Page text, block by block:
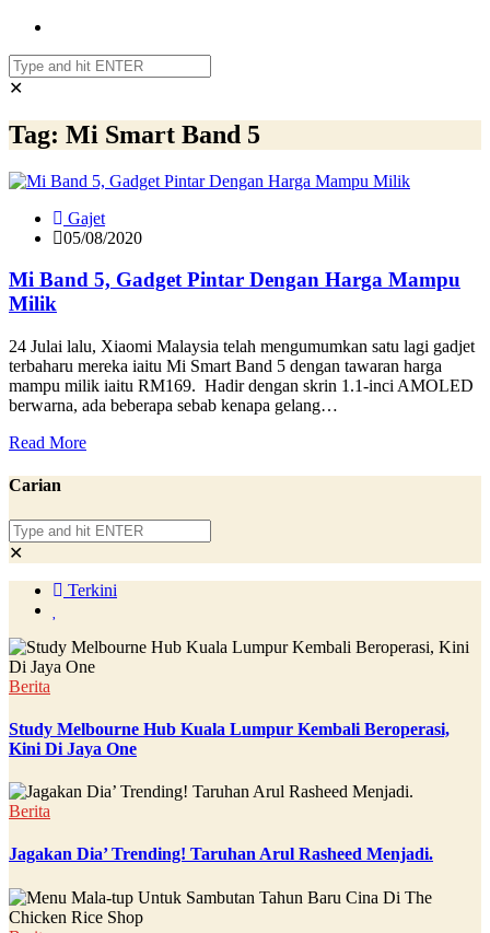
✕
Tag: Mi Smart Band 5
Gajet
05/08/2020
Mi Band 5, Gadget Pintar Dengan Harga Mampu
Milik
24 Julai lalu, Xiaomi Malaysia telah mengumumkan satu lagi gadjet
terbaharu mereka iaitu Mi Smart Band 5 dengan tawaran harga
mampu milik iaitu RM169. Hadir dengan skrin 1.1-inci AMOLED
berwarna, ada beberapa sebab kenapa gelang…
Read More
Carian
✕
Terkini
Berita
Study Melbourne Hub Kuala Lumpur Kembali Beroperasi,
Kini Di Jaya One
Berita
Jagakan Dia’ Trending! Taruhan Arul Rasheed Menjadi.